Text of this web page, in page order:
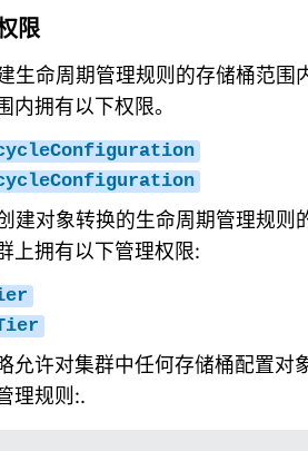
限
生命周期管理规则的存储桶范围
内拥有以下权限。
建对象转换的生命周期管理规则
上拥有以下管理权限:
允许对集群中任何存储桶配置对
理规则:.